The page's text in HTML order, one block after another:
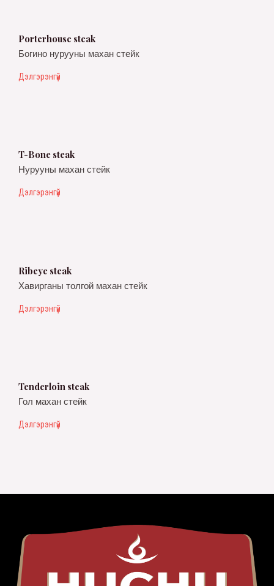
Porterhouse steak
Богино нурууны махан стейк
Дэлгэрэнгүй
T-Bone steak
Нурууны махан стейк
Дэлгэрэнгүй
Ribeye steak
Хавирганы толгой махан стейк
Дэлгэрэнгүй
Tenderloin steak
Гол махан стейк
Дэлгэрэнгүй